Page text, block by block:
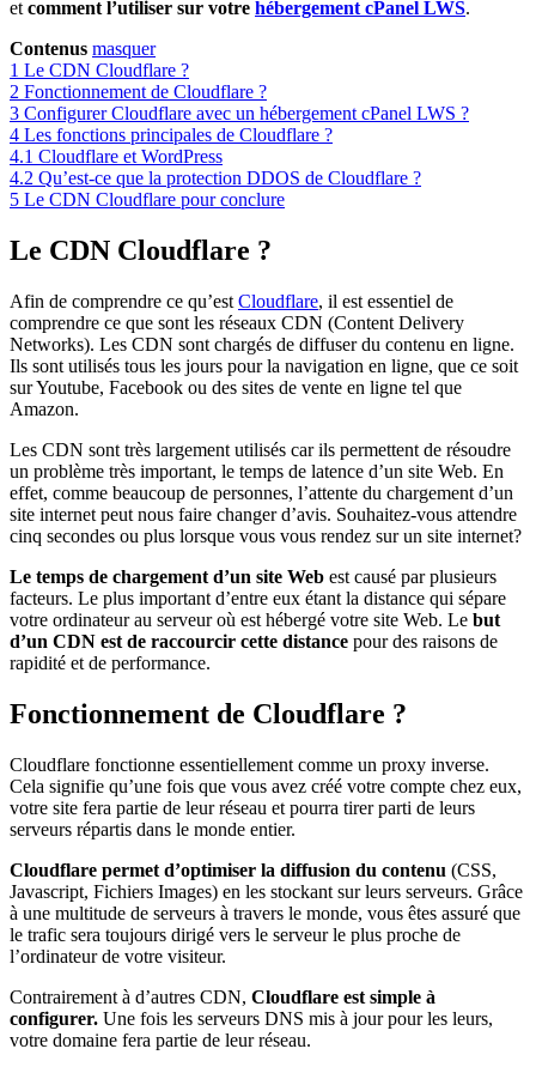
et comment l’utiliser sur votre hébergement cPanel LWS.
Contenus masquer
1 Le CDN Cloudflare ?
2 Fonctionnement de Cloudflare ?
3 Configurer Cloudflare avec un hébergement cPanel LWS ?
4 Les fonctions principales de Cloudflare ?
4.1 Cloudflare et WordPress
4.2 Qu’est-ce que la protection DDOS de Cloudflare ?
5 Le CDN Cloudflare pour conclure
Le CDN Cloudflare ?
Afin de comprendre ce qu’est Cloudflare, il est essentiel de
comprendre ce que sont les réseaux CDN (Content Delivery
Networks). Les CDN sont chargés de diffuser du contenu en ligne.
Ils sont utilisés tous les jours pour la navigation en ligne, que ce soit
sur Youtube, Facebook ou des sites de vente en ligne tel que
Amazon.
Les CDN sont très largement utilisés car ils permettent de résoudre
un problème très important, le temps de latence d’un site Web. En
effet, comme beaucoup de personnes, l’attente du chargement d’un
site internet peut nous faire changer d’avis. Souhaitez-vous attendre
cinq secondes ou plus lorsque vous vous rendez sur un site internet?
Le temps de chargement d’un site Web est causé par plusieurs
facteurs. Le plus important d’entre eux étant la distance qui sépare
votre ordinateur au serveur où est hébergé votre site Web. Le but
d’un CDN est de raccourcir cette distance pour des raisons de
rapidité et de performance.
Fonctionnement de Cloudflare ?
Cloudflare fonctionne essentiellement comme un proxy inverse.
Cela signifie qu’une fois que vous avez créé votre compte chez eux,
votre site fera partie de leur réseau et pourra tirer parti de leurs
serveurs répartis dans le monde entier.
Cloudflare permet d’optimiser la diffusion du contenu (CSS,
Javascript, Fichiers Images) en les stockant sur leurs serveurs. Grâce
à une multitude de serveurs à travers le monde, vous êtes assuré que
le trafic sera toujours dirigé vers le serveur le plus proche de
l’ordinateur de votre visiteur.
Contrairement à d’autres CDN, Cloudflare est simple à
configurer. Une fois les serveurs DNS mis à jour pour les leurs,
votre domaine fera partie de leur réseau.